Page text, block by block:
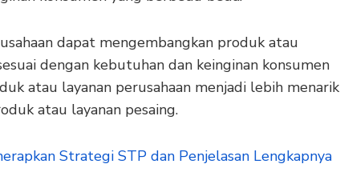
dapat mengembangkan produk atau
dengan kebutuhan dan keinginan konsumen
atau layanan perusahaan menjadi lebih menarik
atau layanan pesaing.
Strategi STP dan Penjelasan Lengkapnya